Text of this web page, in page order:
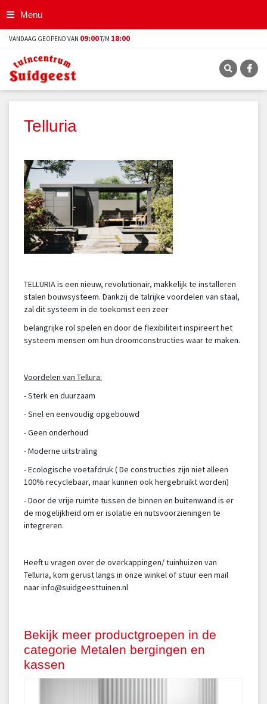
n
o
Menu
VANDAAG GEOPEND VAN 09:00T/M 18:00
Telluria
TELLURIA is een nieuw, revolutionair, makkelijk te installeren
stalen bouwsysteem. Dankzij de talrijke voordelen van staal,
zal dit systeem in de toekomst een zeer
belangrijke rol spelen en door de flexibiliteit inspireert het
systeem mensen om hun droomconstructies waar te maken.
Voordelen van Tellura:
- Sterk en duurzaam
- Snel en eenvoudig opgebouwd
- Geen onderhoud
- Moderne uitstraling
- Ecologische voetafdruk ( De constructies zijn niet alleen
100% recyclebaar, maar kunnen ook hergebruikt worden)
- Door de vrije ruimte tussen de binnen en buitenwand is er
de mogelijkheid om er isolatie en nutsvoorzieningen te
integreren.
Heeft u vragen over de overkappingen/ tuinhuizen van
Telluria, kom gerust langs in onze winkel of stuur een mail
naar info@suidgeesttuinen.nl
Bekijk meer productgroepen in de
categorie Metalen bergingen en
kassen